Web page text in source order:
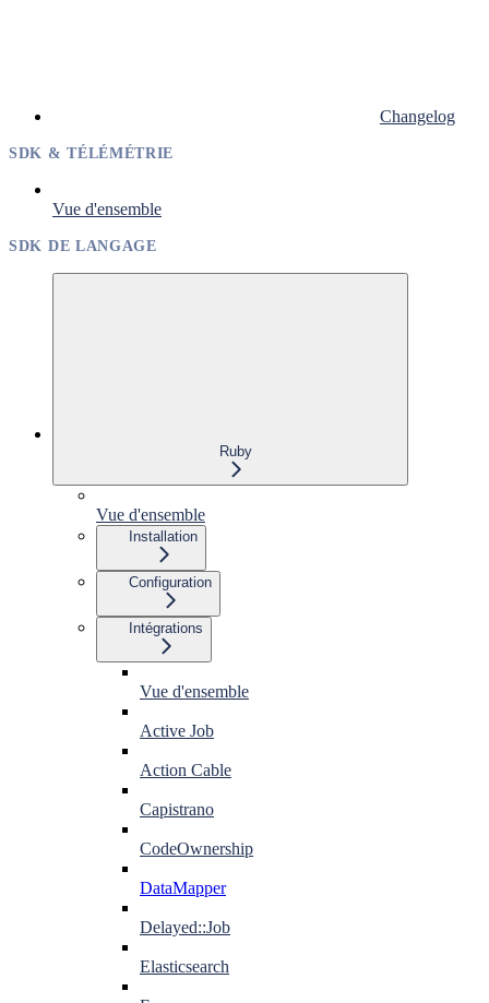
Changelog
SDK & TÉLÉMÉTRIE
Vue d'ensemble
SDK DE LANGAGE
Ruby
Vue d'ensemble
Installation
Configuration
Intégrations
Vue d'ensemble
Active Job
Action Cable
Capistrano
CodeOwnership
DataMapper
Delayed::Job
Elasticsearch